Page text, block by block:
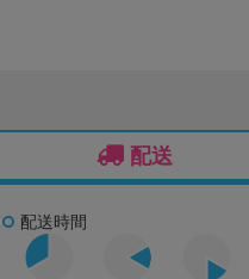
配送
配送時間